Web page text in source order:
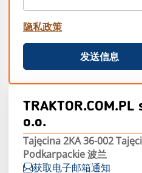
隐私政策
发送信息
TRAKTOR.COM.PL
o.o.
Tajęcina 2KA 36-002
Podkarpackie 波兰
获取电子邮箱通知